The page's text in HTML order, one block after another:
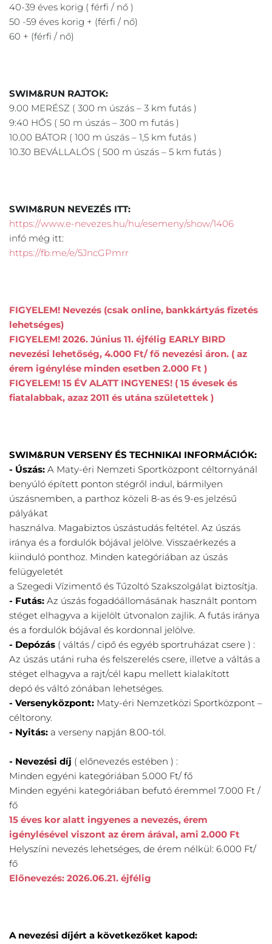
40-39 éves korig ( férfi / nő )
50 -59 éves korig + (férfi / nő)
60 + (férfi / nő)
SWIM&RUN RAJTOK:
9.00 MERÉSZ ( 300 m úszás – 3 km futás )
9:40 HŐS ( 50 m úszás – 300 m futás )
10.00 BÁTOR ( 100 m úszás – 1,5 km futás )
10.30 BEVÁLLALÓS ( 500 m úszás – 5 km futás )
SWIM&RUN NEVEZÉS ITT:
https://www.e-nevezes.hu/hu/esemeny/show/1406
infó még itt:
https://fb.me/e/5JncGPmrr
FIGYELEM! Nevezés (csak online, bankkártyás fizetés
lehetséges)
FIGYELEM! 2026. Június 11. éjfélig EARLY BIRD
nevezési lehetőség, 4.000 Ft/ fő nevezési áron. ( az
érem igénylése minden esetben 2.000 Ft )
FIGYELEM! 15 ÉV ALATT INGYENES! ( 15 évesek és
fiatalabbak, azaz 2011 és utána születettek )
SWIM&RUN VERSENY ÉS TECHNIKAI INFORMÁCIÓK:
- Úszás: A Maty-éri Nemzeti Sportközpont céltornyánál
benyúló épített ponton stégről indul, bármilyen
úszásnemben, a parthoz közeli 8-as és 9-es jelzésű
pályákat
használva. Magabiztos úszástudás feltétel. Az úszás
iránya és a fordulók bójával jelölve. Visszaérkezés a
kiinduló ponthoz. Minden kategóriában az úszás
felügyeletét
a Szegedi Vízimentő és Tűzoltó Szakszolgálat biztosítja.
- Futás: Az úszás fogadóállomásának használt pontom
stéget elhagyva a kijelölt útvonalon zajlik. A futás iránya
és a fordulók bójával és kordonnal jelölve.
- Depózás ( váltás / cipő és egyéb sportruházat csere ) :
Az úszás utáni ruha és felszerelés csere, illetve a váltás a
stéget elhagyva a rajt/cél kapu mellett kialakított
depó és váltó zónában lehetséges.
- Versenyközpont: Maty-éri Nemzetközi Sportközpont –
céltorony.
- Nyitás: a verseny napján 8.00-tól.
- Nevezési díj ( előnevezés estében ) :
Minden egyéni kategóriában 5.000 Ft/ fő
Minden egyéni kategóriában befutó éremmel 7.000 Ft /
fő
15 éves kor alatt ingyenes a nevezés, érem
igénylésével viszont az érem árával, ami 2.000 Ft
Helyszíni nevezés lehetséges, de érem nélkül: 6.000 Ft/
fő
Előnevezés: 2026.06.21. éjfélig
A nevezési díjért a következőket kapod: